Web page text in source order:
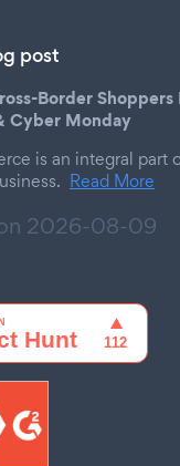
post
Border Shoppers
Cyber Monday
is an integral part
Read More
2026-08-09